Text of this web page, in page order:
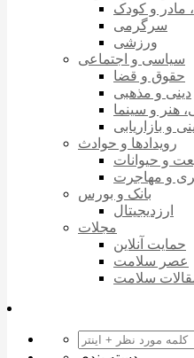
مادر و کودک
سرگرمی
ورزشی
سیاسی و اجتماعی
حقوق و قضا
دینی و مذهبی
هنر و سینما
و بازاریابی
رویدادها و حوادث
و حیوانات
و مهاجرت
بانک و بورس
ارزدیجیتال
مجلات
حمایت آنلاین
عصر سلامت
سلامت